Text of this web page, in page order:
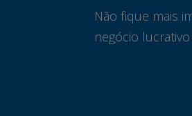
Não fique mais
negócio